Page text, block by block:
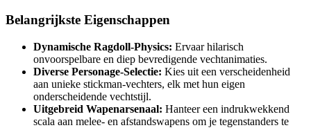
Belangrijkste Eigenschappen
Dynamische Ragdoll-Physics: Ervaar hilarisch
onvoorspelbare en diep bevredigende vechtanimaties.
Diverse Personage-Selectie: Kies uit een verscheidenheid
aan unieke stickman-vechters, elk met hun eigen
onderscheidende vechtstijl.
Uitgebreid Wapenarsenaal: Hanteer een indrukwekkend
scala aan melee- en afstandswapens om je tegenstanders te